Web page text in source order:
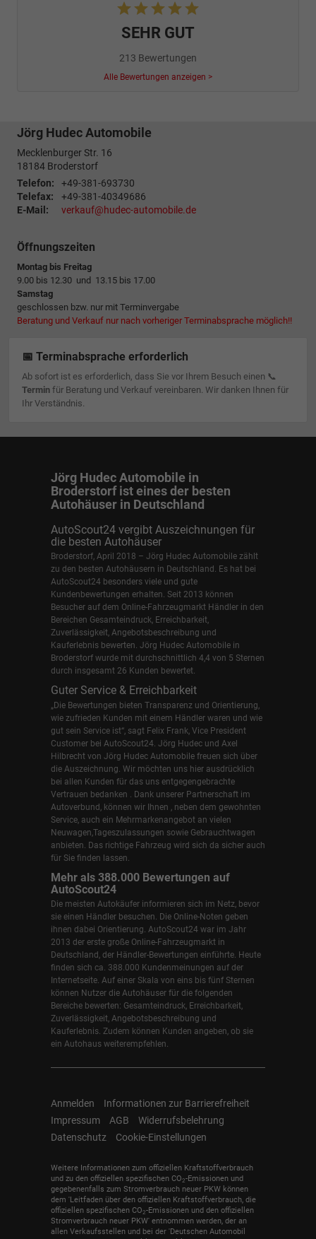
SEHR GUT
213 Bewertungen
Alle Bewertungen anzeigen >
Jörg Hudec Automobile
Mecklenburger Str. 16
18184 Broderstorf
Telefon:
+49-381-693730
Telefax:
+49-381-40349686
E-Mail:
verkauf@hudec-automobile.de
Öffnungszeiten
Montag bis Freitag
9.00 bis 12.30 und 13.15 bis 17.00
Samstag
geschlossen bzw. nur mit Terminvergabe
Beratung und Verkauf nur nach vorheriger Terminabsprache möglich!!
📅 Terminabsprache erforderlich
Ab sofort ist es erforderlich, dass Sie vor Ihrem Besuch einen 📞
Terminfür Beratung und Verkauf vereinbaren. Wir danken Ihnen für
Ihr Verständnis.
Jörg Hudec Automobile in
Broderstorf ist eines der besten
Autohäuser in Deutschland
AutoScout24 vergibt Auszeichnungen für
die besten Autohäuser
Broderstorf, April 2018 – Jörg Hudec Automobile zählt
zu den besten Autohäusern in Deutschland. Es hat bei
AutoScout24 besonders viele und gute
Kundenbewertungen erhalten. Seit 2013 können
Besucher auf dem Online-Fahrzeugmarkt Händler in den
Bereichen Gesamteindruck, Erreichbarkeit,
Zuverlässigkeit, Angebotsbeschreibung und
Kauferlebnis bewerten. Jörg Hudec Automobile in
Broderstorf wurde mit durchschnittlich 4,4 von 5 Sternen
durch insgesamt 26 Kunden bewertet.
Guter Service & Erreichbarkeit
„Die Bewertungen bieten Transparenz und Orientierung,
wie zufrieden Kunden mit einem Händler waren und wie
gut sein Service ist“, sagt Felix Frank, Vice President
Customer bei AutoScout24. Jörg Hudec und Axel
Hilbrecht von Jörg Hudec Automobile freuen sich über
die Auszeichnung. Wir möchten uns hier ausdrücklich
bei allen Kunden für das uns entgegengebrachte
Vertrauen bedanken . Dank unserer Partnerschaft im
Autoverbund, können wir Ihnen , neben dem gewohnten
Service, auch ein Mehrmarkenangebot an vielen
Neuwagen,Tageszulassungen sowie Gebrauchtwagen
anbieten. Das richtige Fahrzeug wird sich da sicher auch
für Sie finden lassen.
Mehr als 388.000 Bewertungen auf
AutoScout24
Die meisten Autokäufer informieren sich im Netz, bevor
sie einen Händler besuchen. Die Online-Noten geben
ihnen dabei Orientierung. AutoScout24 war im Jahr
2013 der erste große Online-Fahrzeugmarkt in
Deutschland, der Händler-Bewertungen einführte. Heute
finden sich ca. 388.000 Kundenmeinungen auf der
Internetseite. Auf einer Skala von eins bis fünf Sternen
können Nutzer die Autohäuser für die folgenden
Bereiche bewerten: Gesamteindruck, Erreichbarkeit,
Zuverlässigkeit, Angebotsbeschreibung und
Kauferlebnis. Zudem können Kunden angeben, ob sie
ein Autohaus weiterempfehlen.
Anmelden
Informationen zur Barrierefreiheit
Impressum
AGB
Widerrufsbelehrung
Datenschutz
Cookie-Einstellungen
Weitere Informationen zum offiziellen Kraftstoffverbrauch
und zu den offiziellen spezifischen CO2-Emissionen und
gegebenenfalls zum Stromverbrauch neuer PKW können
dem 'Leitfaden über den offiziellen Kraftstoffverbrauch, die
offiziellen spezifischen CO2-Emissionen und den offiziellen
Stromverbrauch neuer PKW' entnommen werden, der an
allen Verkaufsstellen und bei der 'Deutschen Automobil